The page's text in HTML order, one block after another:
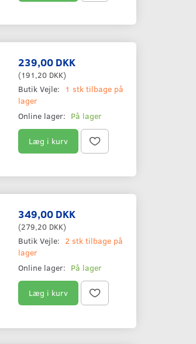
239,00 DKK
(191,20 DKK)
Butik Vejle:
1 stk tilbage på
lager
Online lager: På lager
Læg i kurv
349,00 DKK
(279,20 DKK)
Butik Vejle: 2 stk tilbage på
lager
Online lager: På lager
Læg i kurv